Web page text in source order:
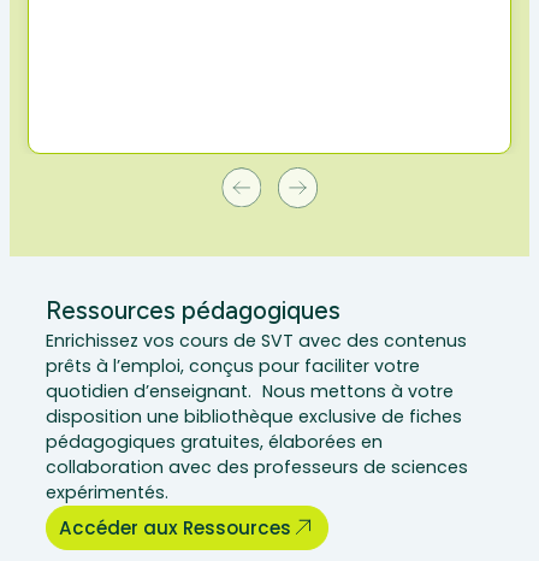
Ressources pédagogiques
Enrichissez vos cours de SVT avec des contenus
prêts à l’emploi, conçus pour faciliter votre
quotidien d’enseignant. Nous mettons à votre
disposition une bibliothèque exclusive de fiches
pédagogiques gratuites, élaborées en
collaboration avec des professeurs de sciences
expérimentés.
Accéder aux Ressources